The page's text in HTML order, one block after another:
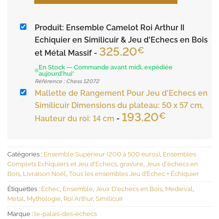
initial
518.40€.
Produit: Ensemble Camelot Roi Arthur II
Echiquier en Similicuir & Jeu d'Echecs en Bois
et Métal Massif - 325.20€
En Stock — Commande avant midi, expédiée
aujourd'hui*
Référence : Chess 12072
Mallette de Rangement Pour Jeu d'Echecs en
Similicuir Dimensions du plateau: 50 x 57 cm,
Hauteur du roi: 14 cm - 193.20€
Catégories : Ensemble Supérieur (200 à 500 euros), Ensembles
Complets Echiquiers et Jeu d'Echecs, gravure, Jeux d'échecs en
Bois, Livraison Noël, Tous les ensembles Jeu d’Échec + Échiquier
Étiquettes : Echec, Ensemble, Jeux D'echecs en Bois, Medieval,
Metal, Mythologie, Roi Arthur, Similicuir
Marque : le-palais-des-echecs